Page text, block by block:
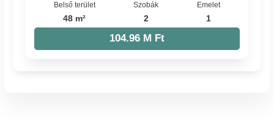
Belső terület
48 m²
Szobák
2
Emelet
1
104.96 M Ft